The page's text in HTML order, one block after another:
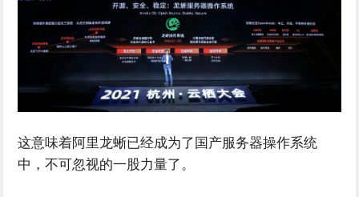
这意味着阿里龙蜥已经成为了国产服务器操作系统
中，不可忽视的一股力量了。